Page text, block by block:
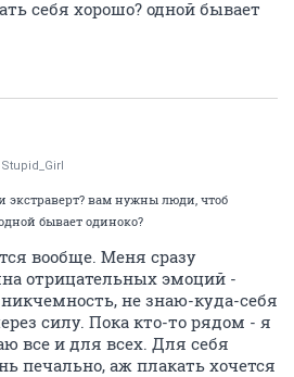
себя хорошо? одной бывает
Stupid_Girl
экстраверт? вам нужны люди, чтоб
бывает одиноко?
вообще. Меня сразу
отрицательных эмоций -
никчемность, не знаю-куда-себя
силу. Пока кто-то рядом - я
все и для всех. Для себя
печально, аж плакать хочется